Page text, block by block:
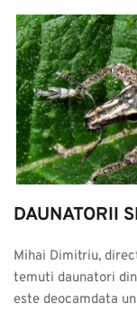
DAUNATORII
Mihai Dimitriu,
temuti daunatori
este deocamdata